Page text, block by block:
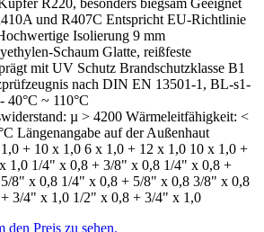
R220, besonders biegsam Geeignet
und R407C Entspricht EU-Richtlinie
Isolierung 9 mm
Schaum Glatte, reißfeste
mit UV Schutz Brandschutzklasse B1
nach DIN EN 13501-1, BL-s1-
40°C ~ 110°C
µ > 4200 Wärmeleitfähigkeit: <
Längenangabe auf der Außenhaut
+ 10 x 1,0 6 x 1,0 + 12 x 1,0 10 x 1,0 +
1,0 1/4" x 0,8 + 3/8" x 0,8 1/4" x 0,8 +
8" x 0,8 1/4" x 0,8 + 5/8" x 0,8 3/8" x 0,8
3/4" x 1,0 1/2" x 0,8 + 3/4" x 1,0
den Preis zu sehen.